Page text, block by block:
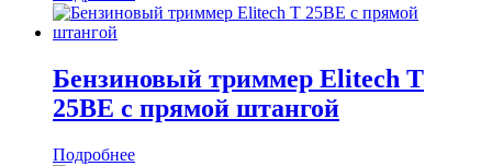
Бензиновый триммер Elitech Т
25ВЕ с прямой штангой
Подробнее